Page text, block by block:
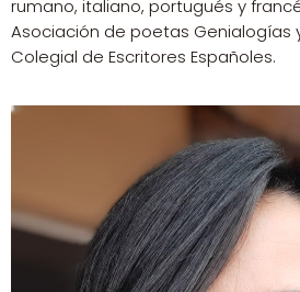
rumano, italiano, portugués y
Asociación de poetas Genialogías
Colegial de Escritores Españoles.